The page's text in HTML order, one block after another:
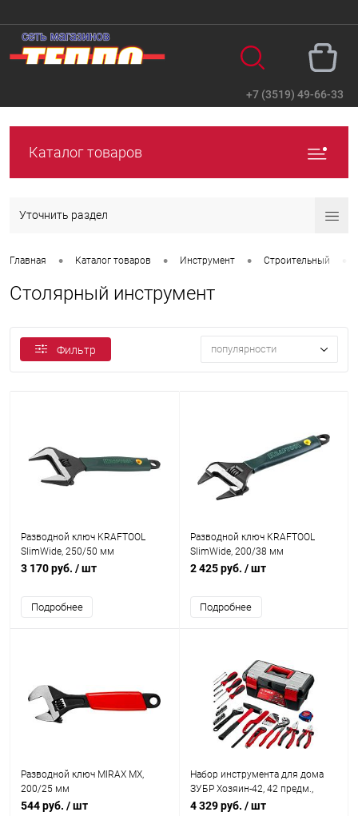
+7 (3519) 49-66-33
Каталог товаров
Уточнить раздел
Главная • Каталог товаров • Инструмент • Строительный
Столярный инструмент
Фильтр популярности
Разводной ключ KRAFTOOL
SlimWide, 250/50 мм
3 170 руб. / шт
Подробнее
Разводной ключ KRAFTOOL
SlimWide, 200/38 мм
2 425 руб. / шт
Подробнее
Разводной ключ MIRAX MX,
200/25 мм
544 руб. / шт
Набор инструмента для дома
ЗУБР Хозяин-42, 42 предм.,
универсальный
4 329 руб. / шт